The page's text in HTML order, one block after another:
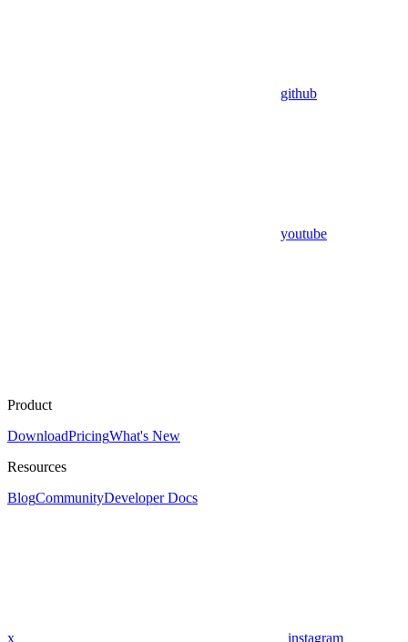
github
youtube
Product
DownloadPricingWhat's New
Resources
BlogCommunityDeveloper Docs
x instagram